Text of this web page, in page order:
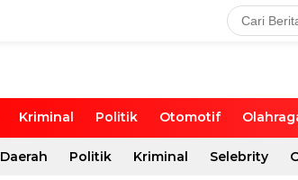
Kriminal Politik Otomotif
Daerah Politik Kriminal Selebrity